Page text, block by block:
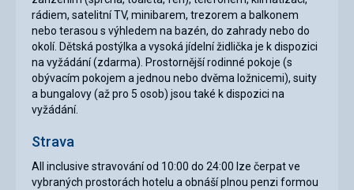
rádiem, satelitní TV, minibarem, trezorem a balkonem
nebo terasou s výhledem na bazén, do zahrady nebo do
okolí. Dětská postýlka a vysoká jídelní židlička je k dispozici
na vyžádání (zdarma). Prostornější rodinné pokoje (s
obývacím pokojem a jednou nebo dvěma ložnicemi), suity
a bungalovy (až pro 5 osob) jsou také k dispozici na
vyžádání.
Strava
All inclusive stravování od 10:00 do 24:00 lze čerpat ve
vybraných prostorách hotelu a obnáší plnou penzi formou